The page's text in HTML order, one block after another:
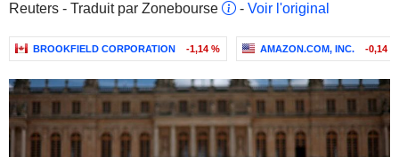
Reuters - Traduit par Zonebourse
- Voir l'original
BROOKFIELD CORPORATION -1,14 % AMAZON.COM, INC. -0,14 %